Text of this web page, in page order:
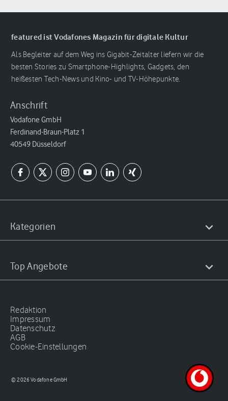
featured ist Vodafones Magazin für digitale Kultur
Als Begleiter auf dem Weg ins Gigabit-Zeitalter liefern wir die
besten Stories zu Smartphone-Highlights, Gadgets, den
heißesten Tech-News und Kino- und TV-Höhepunkte.
Anschrift
Vodafone GmbH
Ferdinand-Braun-Platz 1
40549 Düsseldorf
Kategorien
Top Angebote
Redaktion
Impressum
Datenschutz
AGB
Cookie-Einstellungen
© 2026 Vodafone GmbH